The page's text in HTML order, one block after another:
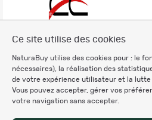
Ce site utilise des cookies
NaturaBuy utilise des cookies pour : le
nécessaires), la réalisation des
de votre expérience utilisateur et la lutte
Vous pouvez accepter, gérer vos
votre navigation sans accepter.
Informations légales
Charte éthique
Mentions légales
Règlement & Conditions d'utilisation